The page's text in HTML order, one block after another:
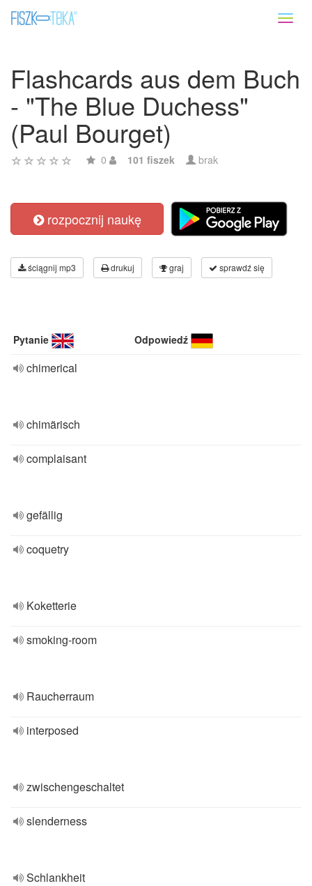
Flashcards aus dem Buch
- "The Blue Duchess"
(Paul Bourget)
0 101 fiszek brak
rozpocznij naukę
ściągnij mp3 drukuj graj sprawdź się
Pytanie Odpowiedź
chimerical
chimärisch
complaisant
gefällig
coquetry
Koketterie
smoking-room
Raucherraum
interposed
zwischengeschaltet
slenderness
Schlankheit